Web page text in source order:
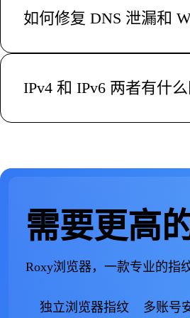
如何修复 DNS 泄漏和
要修复 DNS 泄漏，你可以把
IPv4 和 IPv6 两者有什么
互联网协议第 4 版 (IPv4) 是目前
需要更高
Roxy浏览器，一款专业的指
独立浏览器指纹 多账号